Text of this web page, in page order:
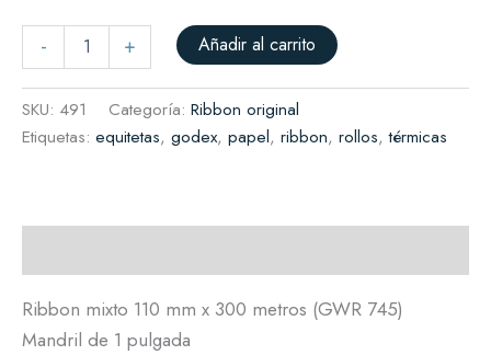
- + Añadir al carrito
SKU: 491 Categoría: Ribbon original
Etiquetas: equitetas, godex, papel, ribbon, rollos,térmicas
Ribbon mixto 110 mm x 300 metros (GWR 745)
Mandril de 1 pulgada